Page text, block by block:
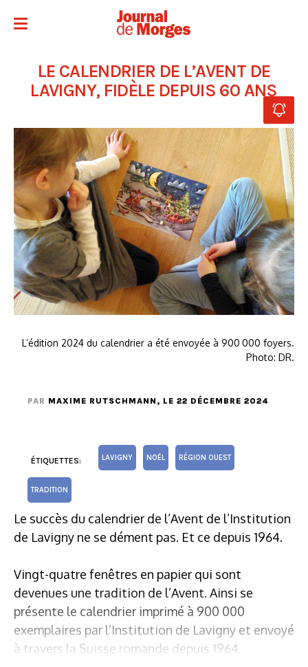
LE CALENDRIER DE L’AVENT DE
LAVIGNY, FIDÈLE DEPUIS 60 ANS
L’édition 2024 du calendrier a été envoyée à 900 000 foyers.
Photo: DR.
PAR MAXIME RUTSCHMANN , LE 22 DÉCEMBRE 2024
ÉTIQUETTES: LAVIGNY NOËL RÉGION OUEST
TRADITION
Le succès du calendrier de l’Avent de l’Institution
de Lavigny ne se dément pas. Et ce depuis 1964.
Vingt-quatre fenêtres en papier qui sont
devenues une tradition de l’Avent. Ainsi se
présente le calendrier imprimé à 900 000
exemplaires par l’Institution de Lavigny et envoyé
à travers la Suisse romande depuis 1964.